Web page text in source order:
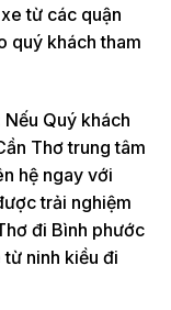
từ các quận
quý khách tham
Nếu Quý khách
Thơ trung tâm
hệ ngay với
trải nghiệm
đi Bình phước
ninh kiều đi